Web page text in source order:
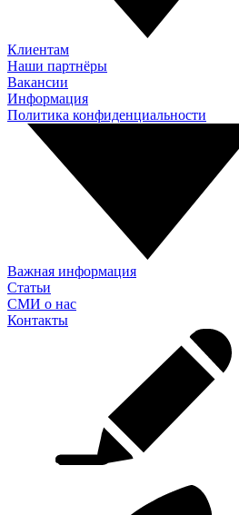
Клиентам
Наши партнёры
Вакансии
Информация
Политика конфиденциальности
Важная информация
Статьи
СМИ о нас
Контакты